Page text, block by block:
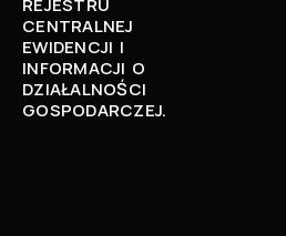
REJESTRU
CENTRALNEJ
EWIDENCJI I
INFORMACJI O
DZIAŁALNOŚCI
GOSPODARCZEJ.